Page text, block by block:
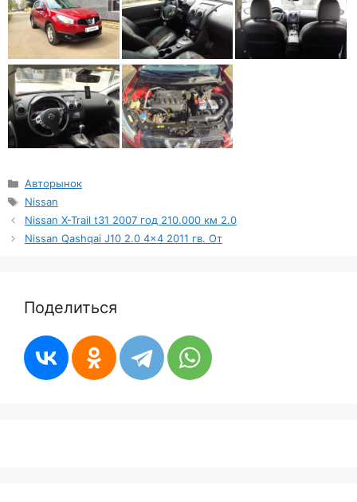
Рубрики
Авторынок
Метки
Nissan
Nissan X-Trail t31 2007 год 210.000 км 2.0
Nissan Qashqai J10 2.0 4×4 2011 гв. От
Поделиться